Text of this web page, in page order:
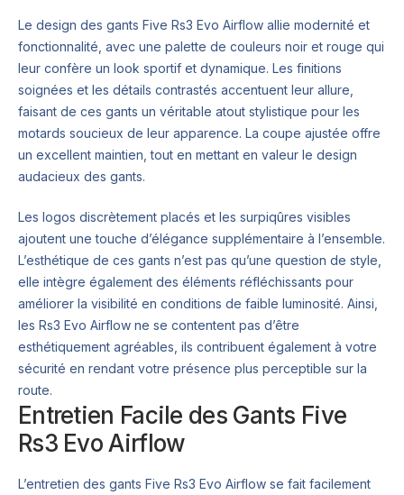
Le design des gants Five Rs3 Evo Airflow allie modernité et
fonctionnalité, avec une palette de couleurs noir et rouge qui
leur confère un look sportif et dynamique. Les finitions
soignées et les détails contrastés accentuent leur allure,
faisant de ces gants un véritable atout stylistique pour les
motards soucieux de leur apparence. La coupe ajustée offre
un excellent maintien, tout en mettant en valeur le design
audacieux des gants.
Les logos discrètement placés et les surpiqûres visibles
ajoutent une touche d’élégance supplémentaire à l’ensemble.
L’esthétique de ces gants n’est pas qu’une question de style,
elle intègre également des éléments réfléchissants pour
améliorer la visibilité en conditions de faible luminosité. Ainsi,
les Rs3 Evo Airflow ne se contentent pas d’être
esthétiquement agréables, ils contribuent également à votre
sécurité en rendant votre présence plus perceptible sur la
route.
Entretien Facile des Gants Five
Rs3 Evo Airflow
L’entretien des gants Five Rs3 Evo Airflow se fait facilement